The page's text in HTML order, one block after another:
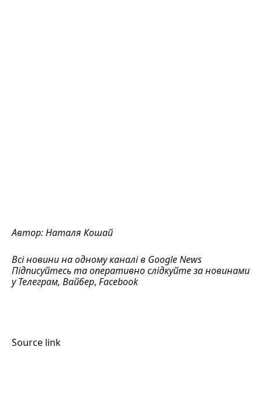
Автор:Наталя Кошай
Всі новини на одному каналі в Google News
Підписуйтесь та оперативно слідкуйте за новинами
уТелеграм, Вайбер, Facebook
Source link